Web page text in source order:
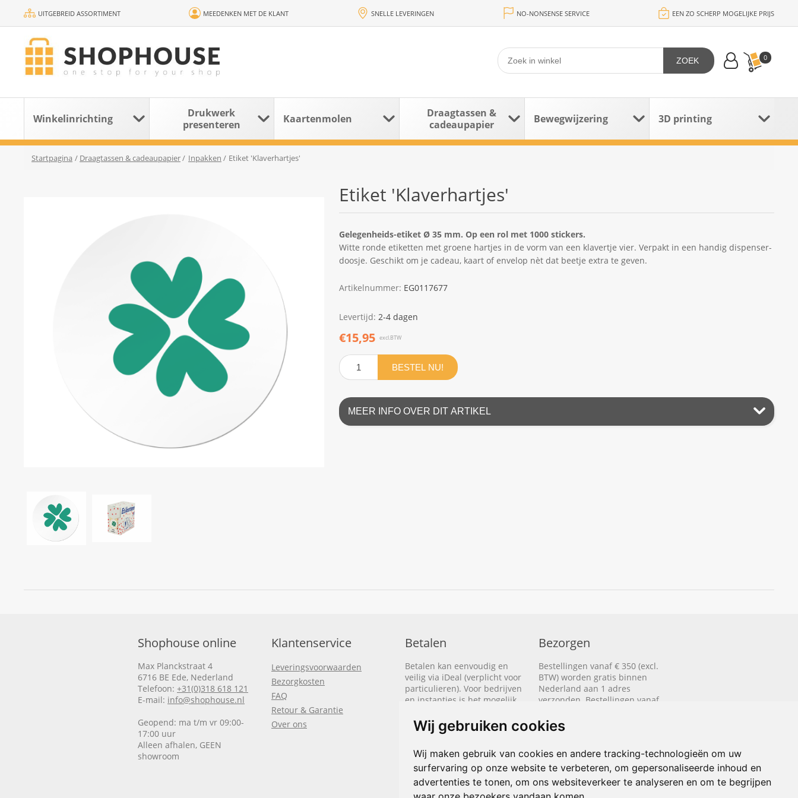
Wij gebruiken cookies
Wij maken gebruik van cookies en andere tracking-technologieën om uw
surfervaring op onze website te verbeteren, om gepersonaliseerde inhoud en
advertenties te tonen, om ons websiteverkeer te analyseren en om te begrijpen
UITGEBREID ASSORTIMENT MEEDENKEN MET DE KLANT SNELLE LEVERINGEN NO-NONSENSE SERVICE EEN ZO SCHERP MOGELIJKE PRIJS
0
ZOEK
Winkelinrichting
Drukwerk
presenteren
Kaartenmolen
Draagtassen &
cadeaupapier
Bewegwijzering 3D printing
Startpagina / Draagtassen & cadeaupapier/ Inpakken / Etiket 'Klaverhartjes'
Etiket 'Klaverhartjes'
Gelegenheids-etiket Ø 35 mm. Op een rol met 1000 stickers.
Witte ronde etiketten met groene hartjes in de vorm van een klavertje vier. Verpakt in een handig dispenser-
doosje. Geschikt om je cadeau, kaart of envelop nèt dat beetje extra te geven.
Artikelnummer: EG0117677
Levertijd: 2-4 dagen
€15,95 excl.BTW
BESTEL NU!
MEER INFO OVER DIT ARTIKEL
Shophouse online
Max Planckstraat 4
6716 BE Ede, Nederland
Telefoon: +31(0)318 618 121
E-mail: info@shophouse.nl
Geopend: ma t/m vr 09:00-
17:00 uur
Alleen afhalen, GEEN
showroom
Klantenservice
Leveringsvoorwaarden
Bezorgkosten
FAQ
Retour & Garantie
Over ons
Betalen
Betalen kan eenvoudig en
veilig via iDeal (verplicht voor
particulieren). Voor bedrijven
en instanties is het mogelijk
We sturen je dan een factuur
nadat de bestelling is
Klik hier om meer te lezen of
bel+31(0)318 618 121
Bezorgen
Bestellingen vanaf € 350 (excl.
BTW) worden gratis binnen
Nederland aan 1 adres
verzonden. Bestellingen vanaf
gratis naar België aan 1 adres
verzonden.
Lees hier hoe het bezorgen
werkt.